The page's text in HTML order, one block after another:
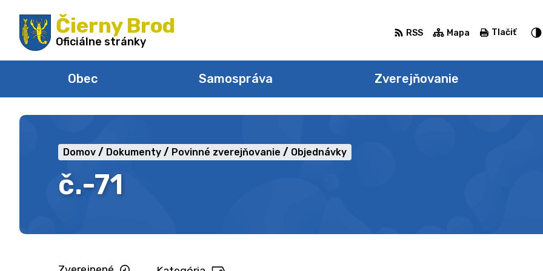
na
obsah
Čierny Brod
Oficiálne stránky
Obec Samospráva Zverejňovanie
RSS Mapa Tlačiť
č.-71
Domov Dokumenty Povinné zverejňovanie Objednávky